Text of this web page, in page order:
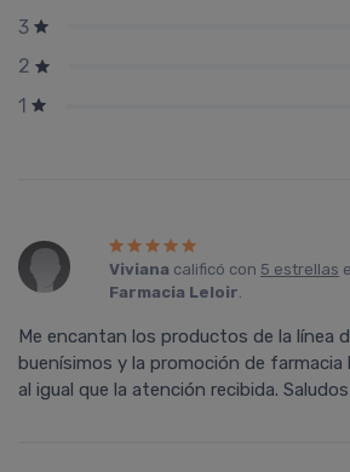
3
2
1
Viviana calificó con 5 estrellas
Farmacia Leloir.
Me encantan los productos de la línea
buenísimos y la promoción de farmacia
al igual que la atención recibida. Saludos